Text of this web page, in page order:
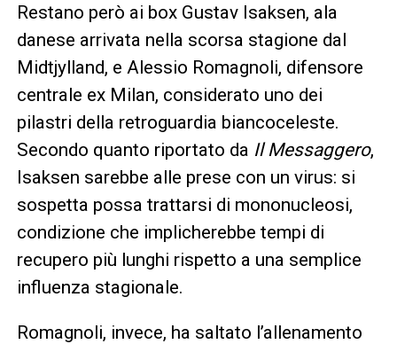
Restano però ai box Gustav Isaksen, ala
danese arrivata nella scorsa stagione dal
Midtjylland, e Alessio Romagnoli, difensore
centrale ex Milan, considerato uno dei
pilastri della retroguardia biancoceleste.
Secondo quanto riportato da Il Messaggero,
Isaksen sarebbe alle prese con un virus: si
sospetta possa trattarsi di mononucleosi,
condizione che implicherebbe tempi di
recupero più lunghi rispetto a una semplice
influenza stagionale.
Romagnoli, invece, ha saltato l’allenamento